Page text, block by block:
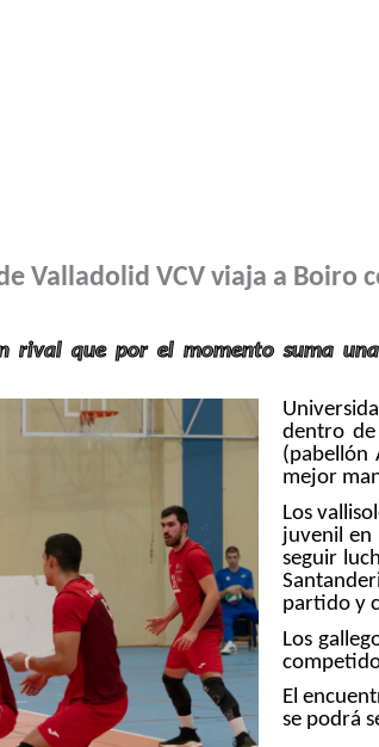
Valladolid VCV viaja a Boiro
rival que por el momento suma
dentro
(pabellón
mejor
Los
juvenil en
seguir
partido y
Los
El
se podrá